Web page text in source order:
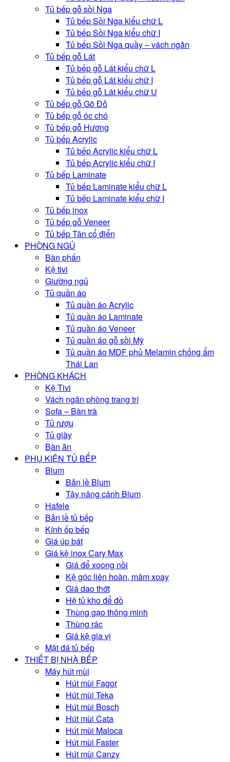
Tủ bếp gỗ sồi Nga
Tủ bếp Sồi Nga kiểu chữ L
Tủ bếp Sồi Nga kiểu chữ I
Tủ bếp Sồi Nga quầy – vách ngăn
Tủ bếp gỗ Lát
Tủ bếp gỗ Lát kiểu chữ L
Tủ bếp gỗ Lát kiểu chữ I
Tủ bếp gỗ Lát kiểu chữ U
Tủ bếp gỗ Gõ Đỏ
Tủ bếp gỗ óc chó
Tủ bếp gỗ Hương
Tủ bếp Acrylic
Tủ bếp Acrylic kiểu chữ L
Tủ bếp Acrylic kiểu chữ I
Tủ bếp Laminate
Tủ bếp Laminate kiểu chữ L
Tủ bếp Laminate kiểu chữ I
Tủ bếp inox
Tủ bếp gỗ Veneer
Tủ bếp Tân cổ điển
PHÒNG NGỦ
Bàn phấn
Kệ tivi
Giường ngủ
Tủ quần áo
Tủ quần áo Acrylic
Tủ quần áo Laminate
Tủ quần áo Veneer
Tủ quần áo gỗ sồi Mỹ
Tủ quần áo MDF phủ Melamin chống ẩm
Thái Lan
PHÒNG KHÁCH
Kệ Tivi
Vách ngăn phòng trang trí
Sofa – Bàn trà
Tủ rượu
Tủ giày
Bàn ăn
PHỤ KIỆN TỦ BẾP
Blum
Bản lề Blum
Tây nâng cánh Blum
Hafele
Bản lề tủ bếp
Kính ốp bếp
Giá úp bát
Giá kệ inox Cary Max
Giá để xoong nồi
Kệ góc liên hoàn, mâm xoay
Giá dao thớt
Hệ tủ kho để đồ
Thùng gạo thông minh
Thùng rác
Giá kệ gia vị
Mặt đá tủ bếp
THIẾT BỊ NHÀ BẾP
Máy hút mùi
Hút mùi Fagor
Hút mùi Teka
Hút mùi Bosch
Hút mùi Cata
Hút mùi Maloca
Hút mùi Faster
Hút mùi Canzy